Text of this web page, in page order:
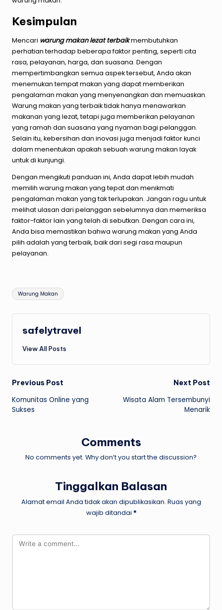
Kesimpulan
Mencari warung makan lezat terbaikmembutuhkan
perhatian terhadap beberapa faktor penting, seperti cita
rasa, pelayanan, harga, dan suasana. Dengan
mempertimbangkan semua aspek tersebut, Anda akan
menemukan tempat makan yang dapat memberikan
pengalaman makan yang menyenangkan dan memuaskan.
Warung makan yang terbaik tidak hanya menawarkan
makanan yang lezat, tetapi juga memberikan pelayanan
yang ramah dan suasana yang nyaman bagi pelanggan.
Selain itu, kebersihan dan inovasi juga menjadi faktor kunci
dalam menentukan apakah sebuah warung makan layak
untuk di kunjungi.
Dengan mengikuti panduan ini, Anda dapat lebih mudah
memilih warung makan yang tepat dan menikmati
pengalaman makan yang tak terlupakan. Jangan ragu untuk
melihat ulasan dari pelanggan sebelumnya dan memeriksa
faktor-faktor lain yang telah di sebutkan. Dengan cara ini,
Anda bisa memastikan bahwa warung makan yang Anda
pilih adalah yang terbaik, baik dari segi rasa maupun
pelayanan.
Tags:
Warung Makan
safelytravel
View All Posts
Post
navigation
Previous Post
Komunitas Online yang
Sukses
Next Post
Wisata Alam Tersembunyi
Menarik
Comments
No comments yet. Why don’t you start the discussion?
Tinggalkan Balasan
Alamat email Anda tidak akan dipublikasikan. Ruas yang
wajib ditandai *